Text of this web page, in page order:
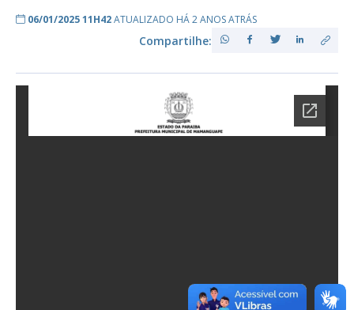
06/01/2025 11H42ATUALIZADO HÁ 2 ANOS ATRÁS
Compartilhe: